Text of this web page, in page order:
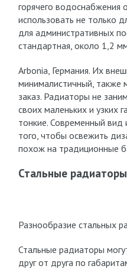
горячего
использовать не только
для административных
стандартная, около 1,2
Arbonia, Германия. Их
минималистичный, также
заказ. Радиаторы не
своих маленьких и узких
тонкие. Современный
того, чтобы освежить
похож на традиционные
Стальные радиаторы
Разнообразие стальных
Стальные радиаторы
друг от друга по